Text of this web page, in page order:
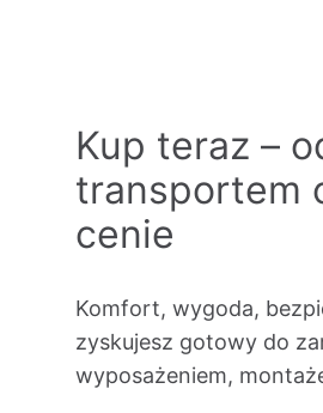
Kup teraz –
transportem
cenie
Komfort, wygoda,
zyskujesz gotowy do
wyposażeniem,